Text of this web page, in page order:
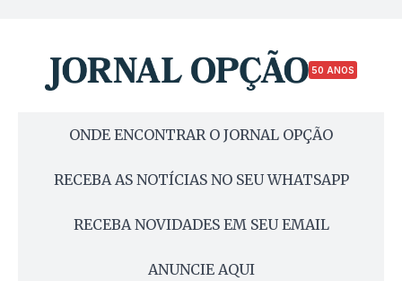
50 ANOS
ONDE ENCONTRAR O JORNAL OPÇÃO
RECEBA AS NOTÍCIAS NO SEU WHATSAPP
RECEBA NOVIDADES EM SEU EMAIL
ANUNCIE AQUI